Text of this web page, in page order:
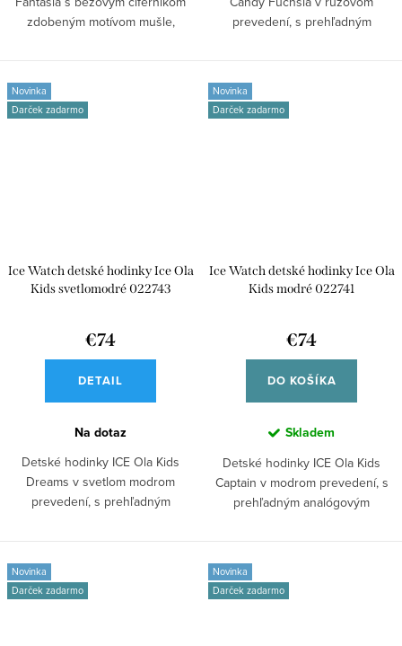
zdobeným motívom mušle,
prevedení, s prehľadným
Novinka
Darček zadarmo
Ice Watch detské hodinky Ice Ola
Kids svetlomodré 022743
€74
DETAIL
Na dotaz
Detské hodinky ICE Ola Kids
Dreams v svetlom modrom
prevedení, s prehľadným
Novinka
Darček zadarmo
Ice Watch detské hodinky Ice Ola
Kids modré 022741
€74
DO KOŠÍKA
Skladem
Detské hodinky ICE Ola Kids
Captain v modrom prevedení, s
prehľadným analógovým
Novinka
Darček zadarmo
Novinka
Darček zadarmo